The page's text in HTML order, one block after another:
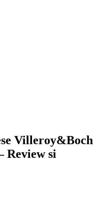
Villeroy&Boch
Review si